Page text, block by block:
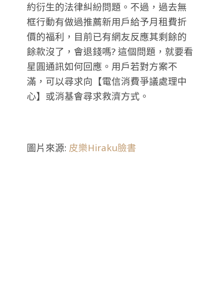
約衍生的法律糾紛問題。不過，過去無
框行動有做過推薦新用戶給予月租費折
價的福利，目前已有網友反應其剩餘的
餘款沒了，會退錢嗎? 這個問題，就要看
星圓通訊如何回應。用戶若對方案不
滿，可以尋求向【電信消費爭議處理中
心】或消基會尋求救濟方式。
圖片來源: 皮樂Hiraku臉書